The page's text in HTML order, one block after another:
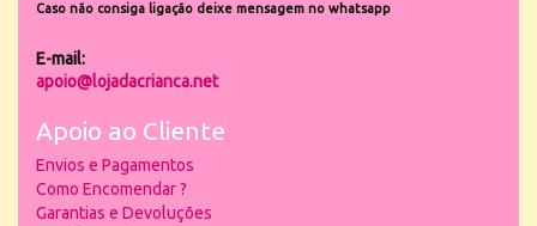
Caso não consiga ligação deixe mensagem no whatsapp
E-mail:
apoio@lojadacrianca.net
Apoio ao Cliente
Envios e Pagamentos
Como Encomendar ?
Garantias e Devoluções